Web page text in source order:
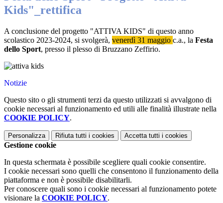
Kids"_rettifica
A conclusione del progetto "ATTIVA KIDS" di questo anno
scolastico 2023-2024, si svolgerà, venerdì 31 maggio c.a., la Festa
dello Sport, presso il plesso di Bruzzano Zeffirio.
Notizie
Questo sito o gli strumenti terzi da questo utilizzati si avvalgono di
cookie necessari al funzionamento ed utili alle finalità illustrate nella
COOKIE POLICY.
Personalizza Rifiuta tutti i cookies Accetta tutti i cookies
Gestione cookie
In questa schermata è possibile scegliere quali cookie consentire.
I cookie necessari sono quelli che consentono il funzionamento della
piattaforma e non è possibile disabilitarli.
Per conoscere quali sono i cookie necessari al funzionamento potete
visionare la COOKIE POLICY.